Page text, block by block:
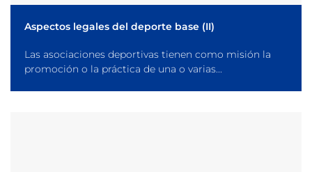
Aspectos legales del deporte base (II)
Las asociaciones deportivas tienen como misión la
promoción o la práctica de una o varias...